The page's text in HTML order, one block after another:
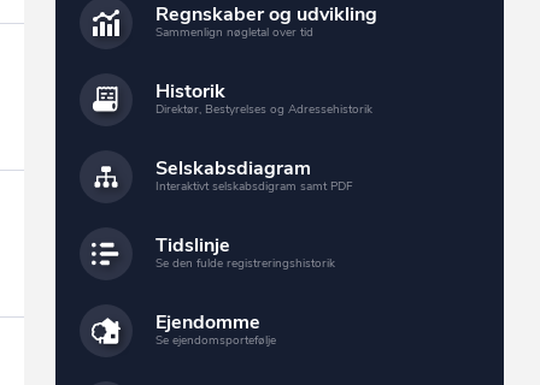
Regnskaber og udvikling
Sammenlign nøgletal over tid
Historik
Direktør, Bestyrelses og Adressehistorik
Selskabsdiagram
Interaktivt selskabsdigram samt PDF
Tidslinje
Se den fulde registreringshistorik
Ejendomme
Se ejendomsportefølje